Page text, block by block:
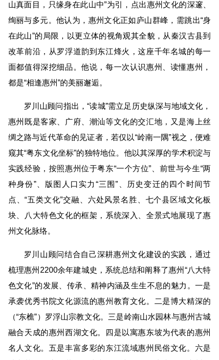
山真面目，只缘身在此山中”为引，点出惠州文化的深邃、
绚丽与多元。他认为，惠州文化正如庐山群峰，需跳出“身
在此山”的局限，以更立体的视角观其全貌，从秦汉古县到
改革前沿，从罗浮道韵到东江烽火，这座千年名城的每一
面都值得深挖细品。他说，每一次认识惠州、读懂惠州，
都是“相逢惠州”的美丽邂逅。
罗川山顾问指出，“读城”需立足历史纵深与地域文化，
惠州既是客家、广府、潮汕等文化的交汇地，又是海上丝
绸之路与近代革命的见证者，若仅以“岭南一隅”视之，便难
窥其“粤东文化坐标”的独特地位。他以其深厚的学术积淀与
实践经验，按照惠州位于粤东“一个方位”、前世与今生“两
种身份”、版图人口实力“三围”、历史变迁的四个时间节
点、“五类文化”交融、六处风景名胜、七个县区域文化板
块、八大特色文化的框架，系统深入、全景式地展现了惠
州文化脉络。
罗川山顾问结合自己深耕惠州文化建设的实践，通过
梳理惠州2200余年建城史，系统总结和阐释了惠州“八大特
色文化”的发展、传承、精神内涵及生生不息的魅力。一是
承袭优秀书院文化源流的惠州教育文化。二是博大精深的
（“东樵”）罗浮山宗教文化。三是岭南山水园林与惠州古城
融合天成的惠州西湖文化。四是以寓惠东坡为代表的惠州
名人文化。五是丰富多彩的东江流域惠州民俗文化。六是